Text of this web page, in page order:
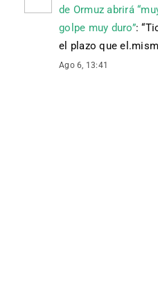
de Ormuz abrirá
golpe muy duro”: “
el plazo que
Ago 6, 13:41